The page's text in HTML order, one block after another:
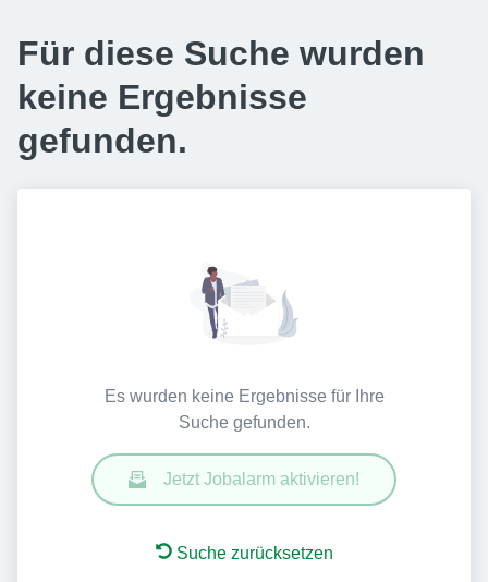
Für diese Suche wurden
keine Ergebnisse
gefunden.
Es wurden keine Ergebnisse für Ihre
Suche gefunden.
Jetzt Jobalarm aktivieren!
Suche zurücksetzen